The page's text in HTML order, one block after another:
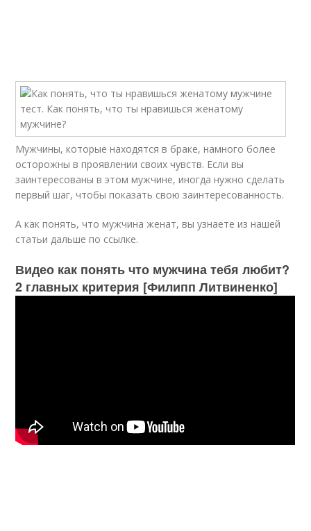
Мужчины, которые находятся в браке, намного более
осторожны в проявлении своих чувств. Если вы
заинтересованы в этом мужчине, иногда нужно сделать
первый шаг, чтобы показать свою заинтересованность.
А как понять, что мужчина женат, вы узнаете из нашей
статьи дальше по ссылке.
Видео как понять что мужчина тебя любит?
2 главных критерия [Филипп Литвиненко]